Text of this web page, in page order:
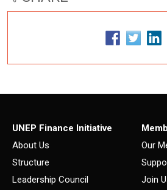
UNEP Finance Initiative
About Us
Structure
Leadership Council
Our
Join